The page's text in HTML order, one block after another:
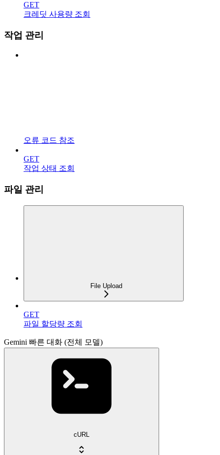
GET
크레딧 사용량 조회
작업 관리
오류 코드 참조
GET
작업 상태 조회
파일 관리
File Upload
GET
파일 할당량 조회
Gemini 빠른 대화 (전체 모델)
cURL